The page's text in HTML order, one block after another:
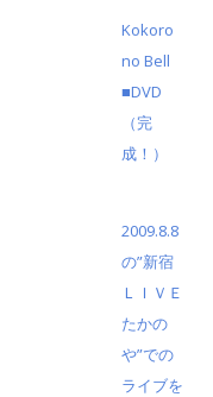
Kokoro
no Bell
■DVD
（完
成！）
2009.8.8
の”新宿
ＬＩＶＥ
たかの
や”での
ライブを